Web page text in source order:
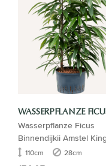
WASSERPFLANZE
Wasserpflanze Ficus
Binnendijkii Amstel King
110cm 28cm